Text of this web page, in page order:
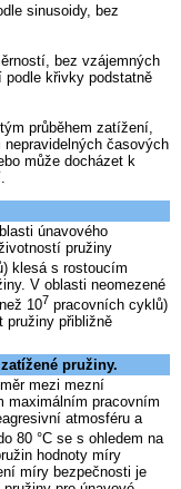
sinusoidy, bez
bez vzájemných
křivky podstatně
průběhem zatížení,
časových
může docházet k
únavového
pružiny
klesá s rostoucím
V oblasti neomezené
107 pracovních cyklů)
pružiny přibližně
pružiny.
mezi mezní
maximálním pracovním
atmosféru a
80 °C se s ohledem na
hodnoty míry
míry bezpečnosti je